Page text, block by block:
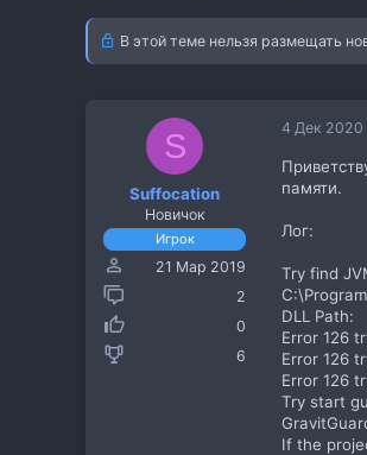
т
е
ч
В этой теме нельзя размещать
S
Suffocation
Новичок
Игрок
21 Мар 2019
2
0
6
4 Дек 2020
памяти.
Лог:
Try find
DLL Path:
Error 126
Error 126
Error 126
Try start
If the